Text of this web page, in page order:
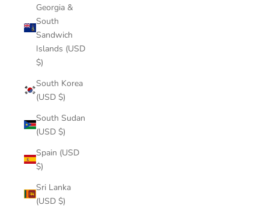
Georgia &
South
Sandwich
Islands (USD
$)
South Korea
(USD $)
South Sudan
(USD $)
Spain (USD
$)
Sri Lanka
(USD $)